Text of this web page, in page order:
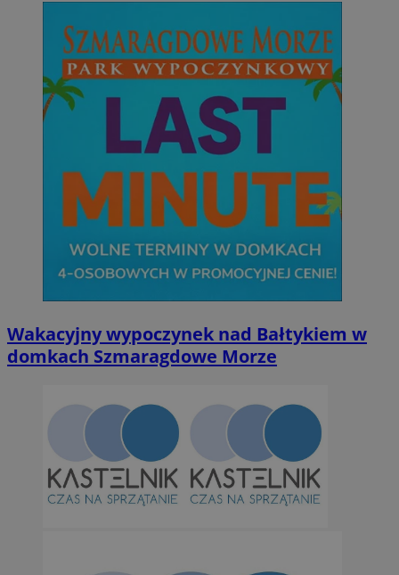
Wakacyjny wypoczynek nad Bałtykiem w
domkach Szmaragdowe Morze